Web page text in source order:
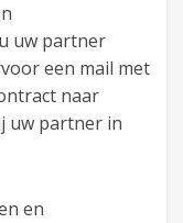
uw partner
een mail met
naar
uw partner in
en